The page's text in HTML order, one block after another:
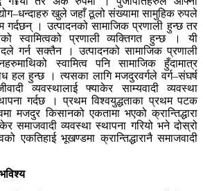
खुले जहाँ ठूलो संख्यामा सामुहिक रुपले
गर्दछन् । उत्पादनको सामाजिक प्रणाली हुन्छ तर
स्वामित्वको प्रणाली व्यक्तिगत हुन्छ । यी
गर्न सक्तैन । उत्पादनको सामाजिक प्रणाली
स्वामित्व पनि सामाजिक हुँदामात्र
हल हुन्छ । त्यसका लागि मजदुरवर्गले वर्ग–संघर्ष
व्यवस्थालाई फ्याकेर साम्यवादी व्यवस्था
गर्दछ । प्रथम विश्वयुद्धताका प्रथम पटक
मजदुर किसानको एकतामा भएको क्रान्तिद्धारा
समाजवादी व्यवस्था स्थापना गरियो भने दोस्रो
एकतिहाई भूखण्डमा क्रान्तिद्धारानै समाजवादी